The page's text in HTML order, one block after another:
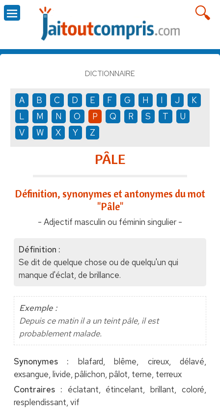
DICTIONNAIRE
A B C D E F G H I J
K
L
M N O P Q R S T
U
V
W X Y Z
PÂLE
Définition, synonymes et antonymes du mot
"Pâle"
- Adjectif masculin ou féminin singulier -
Définition :
Se dit de quelque chose ou de quelqu'un qui
manque d'éclat, de brillance.
Exemple :
Depuis ce matin il a un teint pâle, il est
probablement malade.
Synonymes : blafard, blême, cireux, délavé,
exsangue, livide, pâlichon, pâlot, terne, terreux
Contraires : éclatant, étincelant, brillant, coloré,
resplendissant, vif